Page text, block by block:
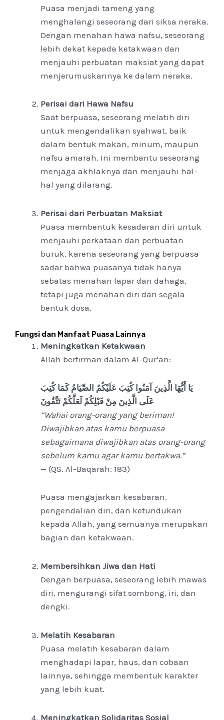
Puasa menjadi tameng yang
menghalangi seseorang dari siksa neraka.
Dengan menahan hawa nafsu, seseorang
lebih dekat kepada ketakwaan dan
menjauhi perbuatan maksiat yang dapat
menjerumuskannya ke dalam neraka.
Perisai dari Hawa Nafsu
Saat berpuasa, seseorang melatih diri
untuk mengendalikan syahwat, baik
dalam bentuk makan, minum, maupun
nafsu amarah. Ini membantu seseorang
menjaga akhlaknya dan menjauhi hal-
hal yang dilarang.
Perisai dari Perbuatan Maksiat
Puasa membentuk kesadaran diri untuk
menjauhi perkataan dan perbuatan
buruk, karena seseorang yang berpuasa
sadar bahwa puasanya tidak hanya
sebatas menahan lapar dan dahaga,
tetapi juga menahan diri dari segala
bentuk dosa.
Fungsi dan Manfaat Puasa Lainnya
Meningkatkan Ketakwaan
Allah berfirman dalam Al-Qur’an:
يَا أَيُّهَا الَّذِينَ آمَنُوا كُتِبَ عَلَيْكُمُ الصِّيَامُ كَمَا كُتِبَ
عَلَى الَّذِينَ مِنْ قَبْلِكُمْ لَعَلَّكُمْ تَتَّقُونَ
“Wahai orang-orang yang beriman!
Diwajibkan atas kamu berpuasa
sebagaimana diwajibkan atas orang-orang
sebelum kamu agar kamu bertakwa.”
— (QS. Al-Baqarah: 183)
Puasa mengajarkan kesabaran,
pengendalian diri, dan ketundukan
kepada Allah, yang semuanya merupakan
bagian dari ketakwaan.
Membersihkan Jiwa dan Hati
Dengan berpuasa, seseorang lebih mawas
diri, mengurangi sifat sombong, iri, dan
dengki.
Melatih Kesabaran
Puasa melatih kesabaran dalam
menghadapi lapar, haus, dan cobaan
lainnya, sehingga membentuk karakter
yang lebih kuat.
Meningkatkan Solidaritas Sosial